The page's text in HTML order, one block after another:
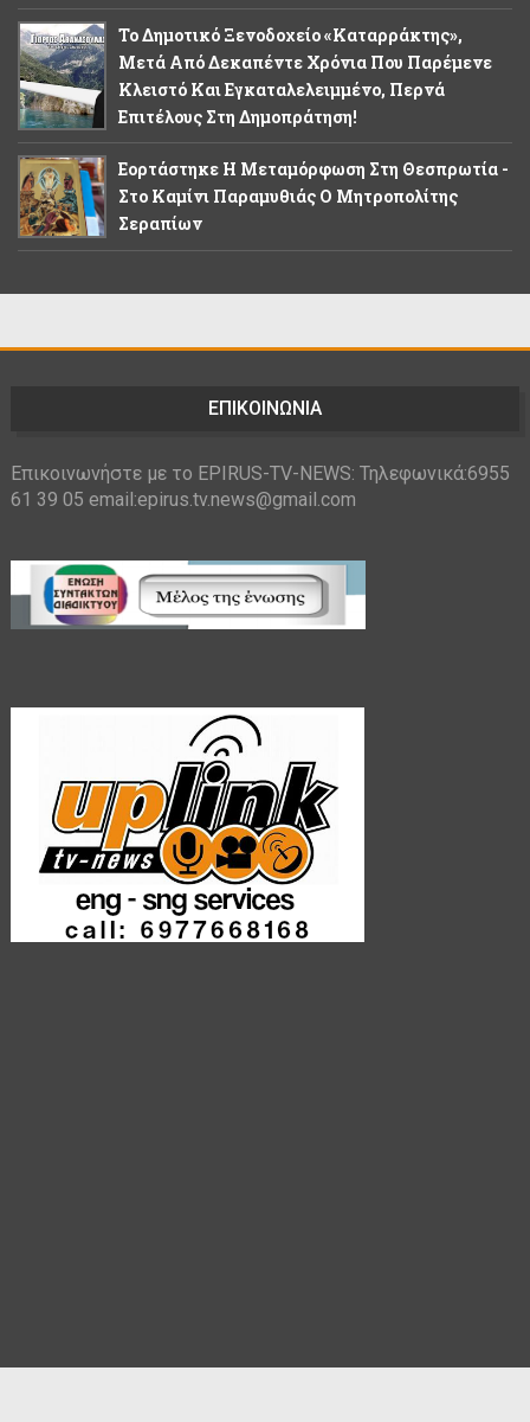
Το Δημοτικό Ξενοδοχείο «Καταρράκτης»,
Μετά Από Δεκαπέντε Χρόνια Που Παρέμενε
Κλειστό Και Εγκαταλελειμμένο, Περνά
Επιτέλους Στη Δημοπράτηση!
Εορτάστηκε Η Μεταμόρφωση Στη Θεσπρωτία -
Στο Καμίνι Παραμυθιάς Ο Μητροπολίτης
Σεραπίων
ΕΠΙΚΟΙΝΩΝΙΑ
Επικοινωνήστε με το EPIRUS-TV-NEWS: Τηλεφωνικά:6955
61 39 05 email:epirus.tv.news@gmail.com